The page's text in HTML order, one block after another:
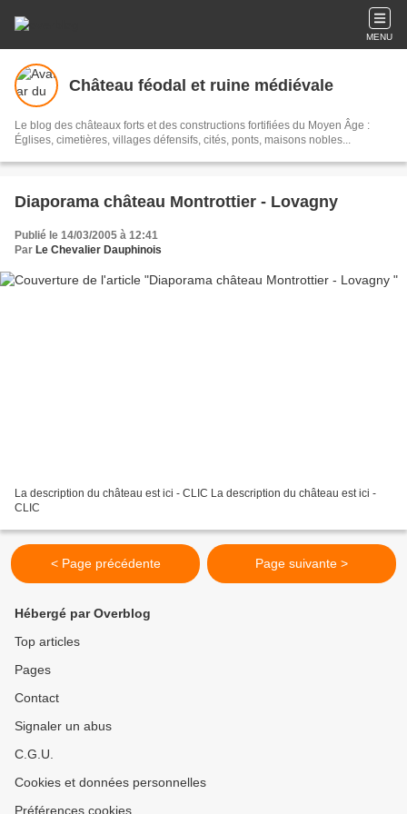
MENU
Château féodal et ruine médiévale
Le blog des châteaux forts et des constructions fortifiées du Moyen Âge :
Églises, cimetières, villages défensifs, cités, ponts, maisons nobles...
Diaporama château Montrottier - Lovagny
Publié le 14/03/2005 à 12:41
Par Le Chevalier Dauphinois
La description du château est ici - CLIC La description du château est ici -
CLIC
< Page précédente Page suivante >
Hébergé par Overblog
Top articles
Pages
Contact
Signaler un abus
C.G.U.
Cookies et données personnelles
Préférences cookies